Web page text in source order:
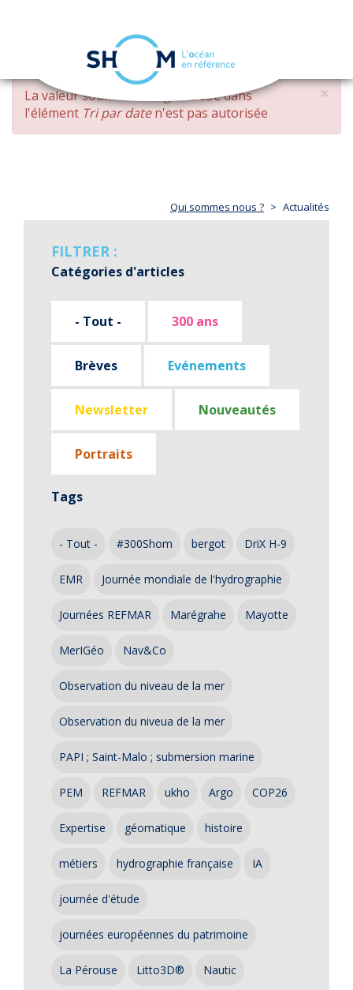
Aller
contenu
principal
navigation
×
MESSAGE
D'ERREUR
La valeur soumise changed DESCdans
l'élément Tri par daten'est pas autorisée
Qui sommes nous ? Actualités
FILTRER :
Catégories d'articles
- Tout - 300 ans
Brèves Evénements
Newsletter Nouveautés
Portraits
Tags
- Tout - #300Shom bergot DriX H-9
EMR Journée mondiale de l'hydrographie
Journées REFMAR Marégrahe Mayotte
MerIGéo Nav&Co
Observation du niveau de la mer
Observation du niveua de la mer
PAPI ; Saint-Malo ; submersion marine
PEM REFMAR ukho Argo COP26
Expertise géomatique histoire
métiers hydrographie française IA
journée d'étude
journées européennes du patrimoine
La Pérouse Litto3D® Nautic